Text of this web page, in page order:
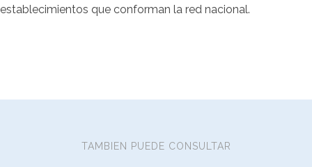
establecimientos que conforman la red nacional.
TAMBIEN PUEDE CONSULTAR